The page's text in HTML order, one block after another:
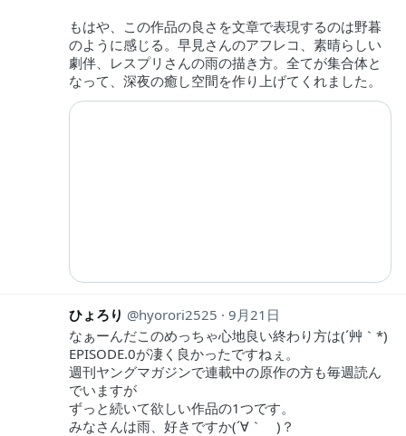
もはや、この作品の良さを文章で表現するのは野暮
のように感じる。早見さんのアフレコ、素晴らしい
劇伴、レスプリさんの雨の描き方。全てが集合体と
なって、深夜の癒し空間を作り上げてくれました。
ひょろり hyorori2525
9月21日
なぁーんだこのめっちゃ心地良い終わり方は(´艸｀*)
EPISODE.0が凄く良かったですねぇ。
週刊ヤングマガジンで連載中の原作の方も毎週読ん
でいますが
ずっと続いて欲しい作品の1つです。
みなさんは雨、好きですか(´∀｀ )？